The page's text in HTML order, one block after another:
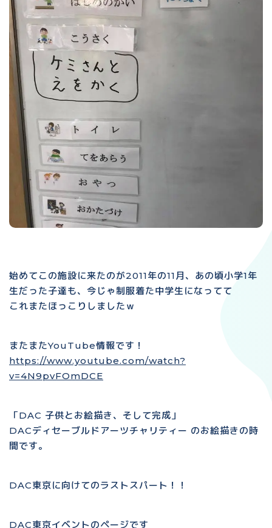
始めてこの施設に来たのが2011年の11月、あの頃小学1年
生だった子達も、今じゃ制服着た中学生になってて
これまたほっこりしましたｗ
またまたYouTube情報です！
https://www.youtube.com/watch?
v=4N9pvFOmDCE
「DAC 子供とお絵描き、そして完成」
DACディセーブルドアーツチャリティー のお絵描きの時
間です。
DAC東京に向けてのラストスパート！！
DAC東京イベントのページです